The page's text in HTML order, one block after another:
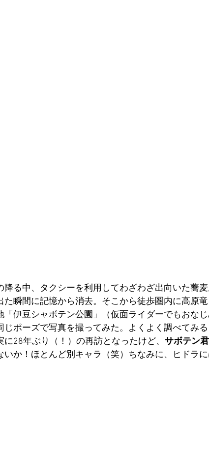
降る中、タクシーを利用してわざわざ出向いた蕎
た瞬間に記憶から消去。そこから徒歩圏内に高原
「伊豆シャボテン公園」（仮面ライダーでもおな
じポーズで写真を撮ってみた。よくよく調べてみ
に28年ぶり（！）の再訪となったけど、 サボテン
いか！ほとんど別キャラ（笑）ちなみに、ヒドラに